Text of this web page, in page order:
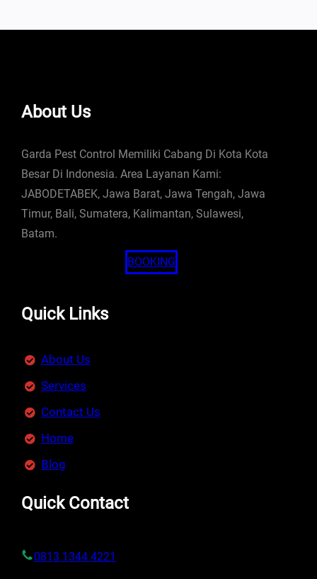
About Us
Garda Pest Control Memiliki Cabang Di Kota Kota
Besar Di Indonesia. Area Layanan Kami:
JABODETABEK, Jawa Barat, Jawa Tengah, Jawa
Timur, Bali, Sumatera, Kalimantan, Sulawesi,
Batam.
BOOKING
Quick Links
About Us
Services
Contact Us
Home
Blog
Quick Contact
0813 1344 4221